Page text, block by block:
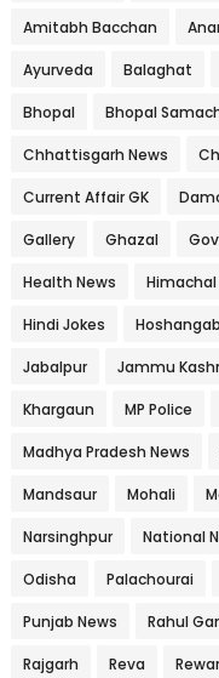
Amitabh Bacchan
Ayurveda Balaghat
Bhopal Bhopal
Chhattisgarh News
Current Affair GK
Gallery Ghazal
Health News Himachal
Hindi Jokes
Jabalpur Jammu
Khargaun MP Police
Madhya Pradesh News
Mandsaur Mohali
Narsinghpur National
Odisha Palachourai
Punjab News Rahul
Rajgarh Reva